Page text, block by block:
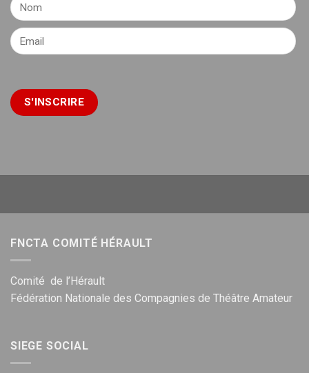
FNCTA COMITÉ HÉRAULT
Comité de l’Hérault
Fédération Nationale des Compagnies de Théâtre Amateur
SIEGE SOCIAL